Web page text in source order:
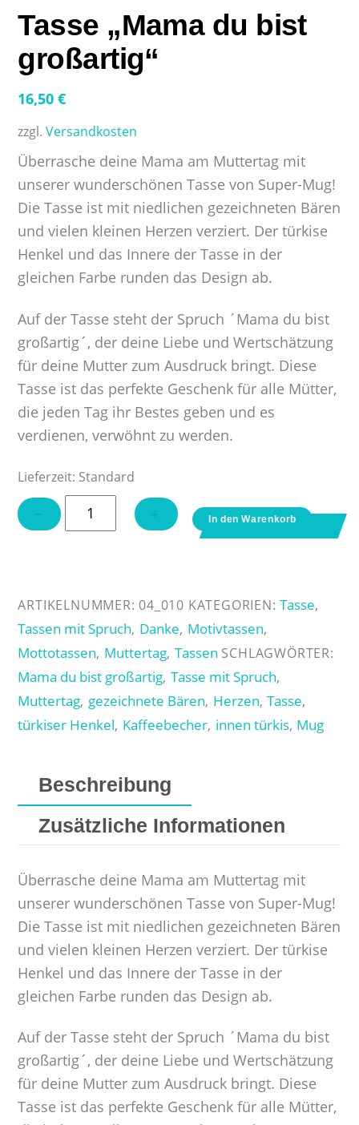
Tasse „Mama du bist
großartig“
16,50€
zzgl.Versandkosten
Überrasche deine Mama am Muttertag mit
unserer wunderschönen Tasse von Super-Mug!
Die Tasse ist mit niedlichen gezeichneten Bären
und vielen kleinen Herzen verziert. Der türkise
Henkel und das Innere der Tasse in der
gleichen Farbe runden das Design ab.
Auf der Tasse steht der Spruch ´Mama du bist
großartig´, der deine Liebe und Wertschätzung
für deine Mutter zum Ausdruck bringt. Diese
Tasse ist das perfekte Geschenk für alle Mütter,
die jeden Tag ihr Bestes geben und es
verdienen, verwöhnt zu werden.
Lieferzeit: Standard
−
Tasse
"Mama
großartig"
Menge
+ In den Warenkorb
ARTIKELNUMMER: 04_010 KATEGORIEN:Tasse,
Tassen mit Spruch, Danke, Motivtassen,
Mottotassen, Muttertag, Tassen SCHLAGWÖRTER:
Mama du bist großartig, Tasse mit Spruch,
Muttertag, gezeichnete Bären, Herzen,Tasse,
türkiser Henkel, Kaffeebecher, innen türkis, Mug
Beschreibung
Zusätzliche Informationen
Überrasche deine Mama am Muttertag mit
unserer wunderschönen Tasse von Super-Mug!
Die Tasse ist mit niedlichen gezeichneten Bären
und vielen kleinen Herzen verziert. Der türkise
Henkel und das Innere der Tasse in der
gleichen Farbe runden das Design ab.
Auf der Tasse steht der Spruch ´Mama du bist
großartig´, der deine Liebe und Wertschätzung
für deine Mutter zum Ausdruck bringt. Diese
Tasse ist das perfekte Geschenk für alle Mütter,